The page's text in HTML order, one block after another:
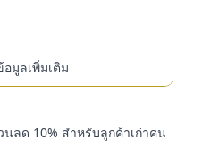
อมูลเพิ่มเติม
ลด 10% สำหรับลูกค้าเก่าคน